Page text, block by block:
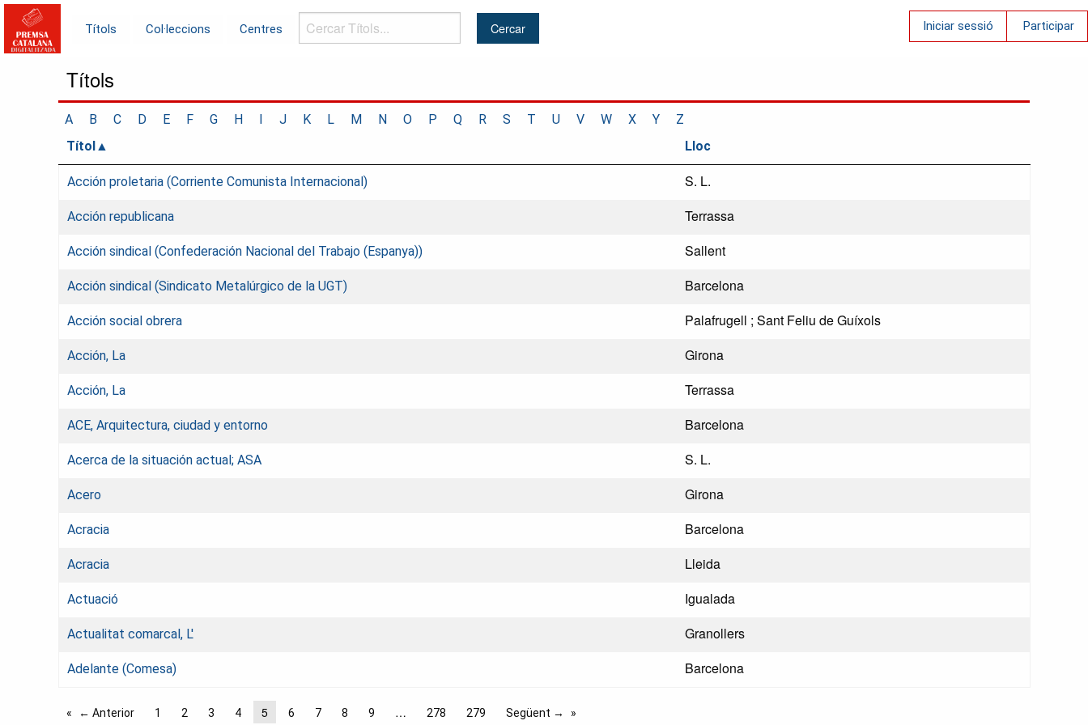
Títols Col·leccions Centres
Cercar
Títols...
Iniciar sessió Participar
Títols
A B C D E F G H I J K L M N O P Q R S T U V W X Y
Z
Títol
Lloc
Acción proletaria (Corriente Comunista Internacional) S. L.
Acción republicana Terrassa
Acción sindical (Confederación Nacional del Trabajo (Espanya)) Sallent
Acción sindical (Sindicato Metalúrgico de la UGT) Barcelona
Acción social obrera Palafrugell ; Sant Feliu de Guíxols
Acción, La Girona
Acción, La Terrassa
ACE, Arquitectura, ciudad y entorno Barcelona
Acerca de la situación actual; ASA S. L.
Acero Girona
Acracia Barcelona
Acracia Lleida
Actuació Igualada
Actualitat comarcal, L' Granollers
Adelante (Comesa) Barcelona
← Anterior 1 2 3 4 5 6 7 8 9 278 279 Següent →